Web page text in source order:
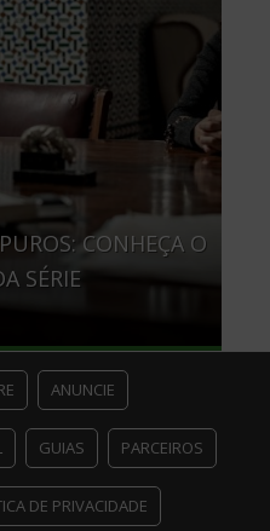
CONHEÇA O
SÉRIE
ANUNCIE
GUIAS PARCEIROS
DE PRIVACIDADE